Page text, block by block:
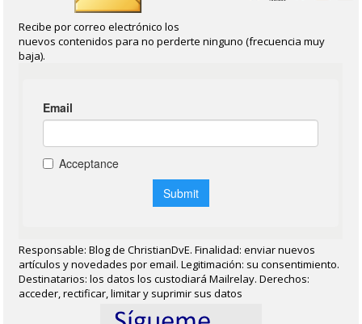
Recibe por correo electrónico los
nuevos contenidos para no perderte ninguno (frecuencia muy
baja).
Responsable: Blog de ChristianDvE. Finalidad: enviar nuevos
artículos y novedades por email. Legitimación: su consentimiento.
Destinatarios: los datos los custodiará Mailrelay. Derechos:
acceder, rectificar, limitar y suprimir sus datos